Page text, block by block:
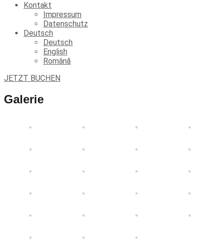
Kontakt
Impressum
Datenschutz
Deutsch
Deutsch
English
Română
JETZT BUCHEN
Galerie